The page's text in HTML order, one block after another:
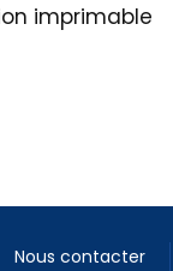
imprimable
Nous contacter